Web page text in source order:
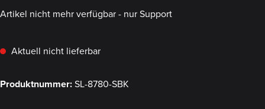
Artikel nicht mehr verfügbar - nur Support
Aktuell nicht lieferbar
Produktnummer:SL-8780-SBK